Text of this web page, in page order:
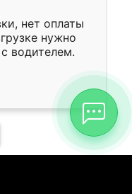
нет оплаты
нужно
водителем.